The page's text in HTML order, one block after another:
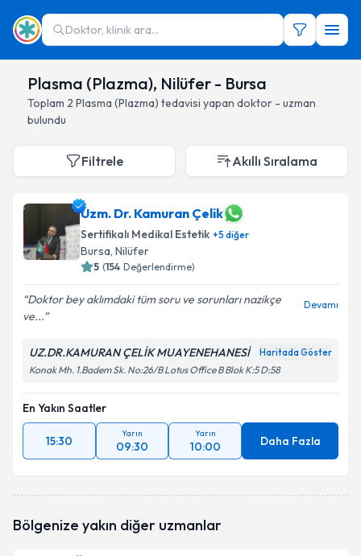
Doktor, klinik ara...
Plasma (Plazma), Nilüfer - Bursa
Toplam 2 Plasma (Plazma) tedavisi yapan doktor - uzman
bulundu
Filtrele Akıllı Sıralama
Uzm. Dr. Kamuran Çelik
Sertifikalı Medikal Estetik +5 diğer
Bursa, Nilüfer
5 (154 Değerlendirme)
Doktor bey aklımdaki tüm soru ve sorunları nazikçe
ve...
Devamı
UZ.DR.KAMURAN ÇELİK MUAYENEHANESİ Haritada Göster
Konak Mh. 1.Badem Sk. No:26/B Lotus Office B Blok K:5 D:58
En Yakın Saatler
15:30
Yarın
09:30
Yarın
10:00 Daha Fazla
Bölgenize yakın diğer uzmanlar